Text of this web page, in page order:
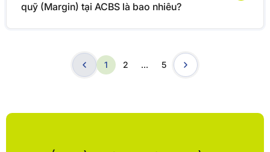
quỹ (Margin) tại ACBS là bao nhiêu?
1 2 … 5